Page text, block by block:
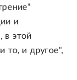
и
в этой
то, и другое",